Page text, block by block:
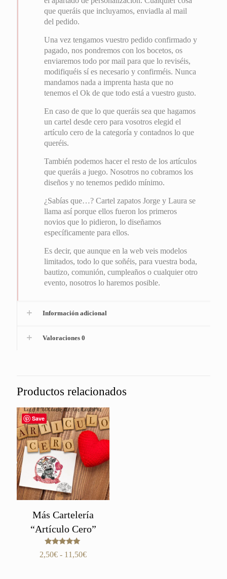
que queráis que incluyamos, enviadla al mail
del pedido.
Una vez tengamos vuestro pedido confirmado y
pagado, nos pondremos con los bocetos, os
enviaremos todo por mail para que lo reviséis,
modifiquéis sí es necesario y confirméis. Nunca
mandamos nada a imprenta hasta que no
tenemos el Ok de que todo está a vuestro gusto.
En caso de que lo que queráis sea que hagamos
un cartel desde cero para vosotros elegid el
artículo cero de la categoría y contadnos lo que
queréis.
También podemos hacer el resto de los artículos
que queráis a juego. Nosotros no cobramos los
diseños y no tenemos pedido mínimo.
¿Sabías que…? Cartel zapatos Jorge y Laura se
llama así porque ellos fueron los primeros
novios que lo pidieron, lo diseñamos
específicamente para ellos.
Es decir, que aunque en la web veis modelos
limitados, todo lo que soñéis, para vuestra boda,
bautizo, comunión, cumpleaños o cualquier otro
evento, nosotros lo haremos posible.
Información adicional
Valoraciones 0
Productos relacionados
Save
Más Cartelería
“Artículo Cero”
Valorado
con
2,50€ - 11,50€Rango